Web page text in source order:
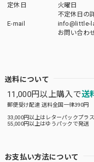
定休日
火曜日
不定休日の
E-mail
info@little-
お問い合わ
送料について
11,000円以上購入で送
郵便受け配達 送料全国一律390円
33,000円以上はレターパックプラ
55,000円以上はゆうパックで発送
お支払い方法について